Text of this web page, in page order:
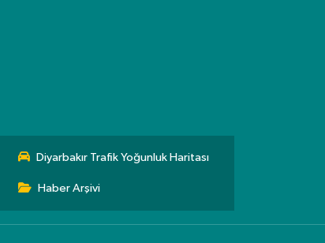
Diyarbakır Trafik Yoğunluk Haritası
Haber Arşivi